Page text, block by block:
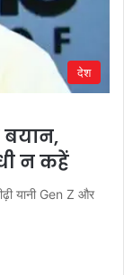
देश
बयान,
न कहें
यानी Gen Z और